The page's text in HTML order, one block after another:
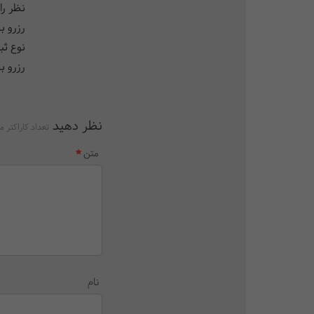
نظر
رزرو
نوع
رزرو
نظر دهید تعداد کاراکتر
متن
نام